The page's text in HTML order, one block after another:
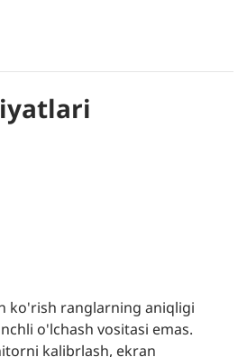
ko'rish ranglarning aniqligi
o'lchash vositasi emas.
kalibrlash, ekran